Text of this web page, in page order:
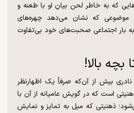
که به خاطر لحن بیانِ او با طعنه و
که نشان می‌دهد چهره‌های
بار اجتماعی صحبت‌های خود بی‌تفاوت
بچه‌ بالا!
نادری بیش از آن‌که صرفاً یک اظهارنظر
است که در گویش عامیانه از آن با
ذهنیتی که میل به تمایز و نمایش